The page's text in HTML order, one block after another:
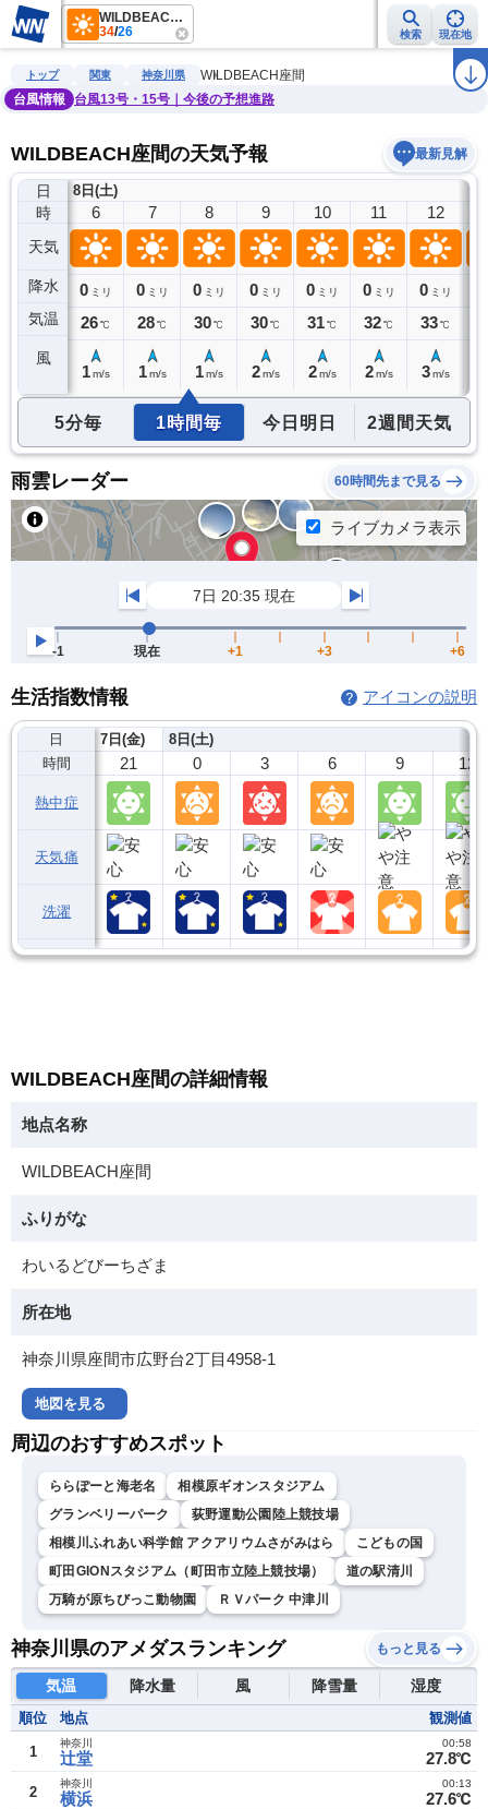
WILDBEACH座間
34/26 検索 現在地
雨雲レーダー 台風情報 地震情報 警報・注意報 ラ
トップ 関東 神奈川県
WILDBEACH座間
台風情報
台風13号・15号｜今後の予想進路
WILDBEACH座間の天気予報 最新見解
日
時
天気
降水
気温
風
8日(土)
5
0ミリ
26℃
6
0 ミリ
26℃
1 m/s
7
0 ミリ
28℃
1 m/s
8
0 ミリ
30℃
1 m/s
9
0 ミリ
30℃
2 m/s
10
0 ミリ
31℃
2 m/s
11
0 ミリ
32℃
2 m/s
12
0 ミリ
33℃
3 m/s
5分毎 1時間毎 今日明日 2週間天気
雨雲レーダー 60時間先まで見る
生活指数情報 アイコンの説明
日
時間
熱中症
天気痛
洗濯
7日(金)
21
8日(土)
0 3 6 9 12
WILDBEACH座間の詳細情報
地点名称
WILDBEACH座間
ふりがな
わいるどびーちざま
所在地
神奈川県座間市広野台2丁目4958-1
地図を見る
周辺のおすすめスポット
ららぽーと海老名
相模原ギオンスタジアム
グランベリーパーク
荻野運動公園陸上競技場
相模川ふれあい科学館 アクアリウムさがみはら
こどもの国
町田GIONスタジアム（町田市立陸上競技場）
道の駅清川
万騎が原ちびっこ動物園
ＲＶパーク 中津川
神奈川県のアメダスランキング もっと見る
気温 降水量 風 降雪量 湿度
順位 地点 観測値
1 辻堂
神奈川
27.8℃
00:58
2 横浜
神奈川
27.6℃
00:13